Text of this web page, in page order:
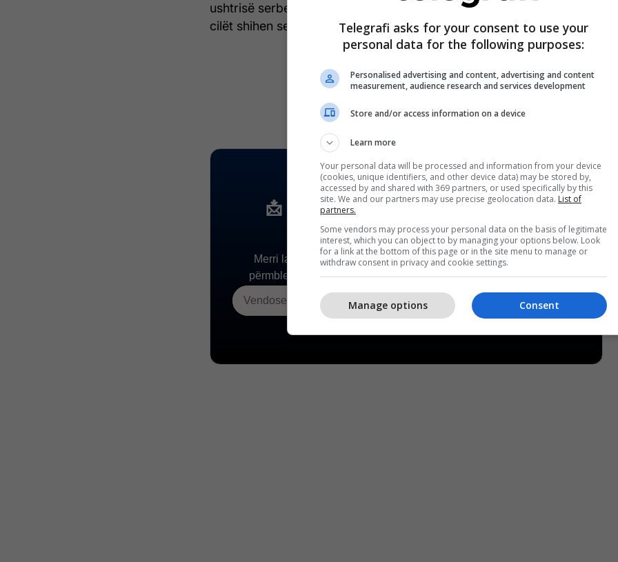
ushtrisë serbe të shkatërruara nga UÇK-ja dhe ushtarë të UÇK-së të
cilët shihen se si kishin shkatërruar artilerinë serbe. /Telegrafi/
Telegrafi asks for your consent to use your
personal data for the following purposes:
Personalised advertising and content, advertising and content
measurement, audience research and services development
Store and/or access information on a device
Learn more
Your personal data will be processed and information from your device
(cookies, unique identifiers, and other device data) may be stored by,
accessed by and shared with 369 partners, or used specifically by this
site. We and our partners may use precise geolocation data. List of
partners.
Some vendors may process your personal data on the basis of legitimate
interest, which you can object to by managing your options below. Look
for a link at the bottom of this page or in the site menu to manage or
withdraw consent in privacy and cookie settings.
Consent
Manage options